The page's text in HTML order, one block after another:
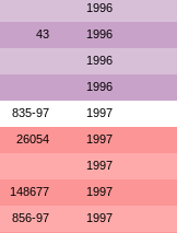
1996
43 1996
1996
1996
835-97 1997
26054 1997
1997
148677 1997
856-97 1997